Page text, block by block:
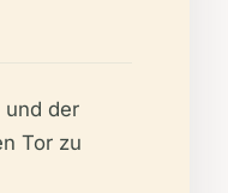
und der
Tor zu